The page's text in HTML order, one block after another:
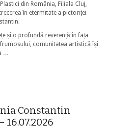
din România, Filiala Cluj,
în etermitate a pictoriței
și o profundă reverență în fața
frumosului, comunitatea artistică își
…
Constantin
16.07.2026